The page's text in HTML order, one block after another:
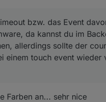
bzw. das Event
da kannst du im
allerdings sollte der
einem touch event wieder
Farben an... sehr nice